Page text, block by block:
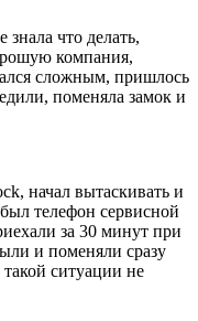
знала что делать,
компания,
сложным, пришлось
поменяла замок и
начал вытаскивать и
телефон сервисной
за 30 минут при
и поменяли сразу
ситуации не